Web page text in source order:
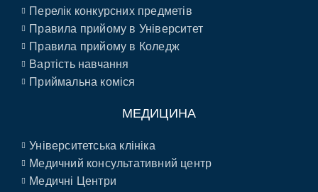
Перелік конкурсних предметів
Правила прийому в Університет
Правила прийому в Коледж
Вартість навчання
Приймальна коміся
МЕДИЦИНА
Університетська клініка
Медичний консультативний центр
Медичні Центри